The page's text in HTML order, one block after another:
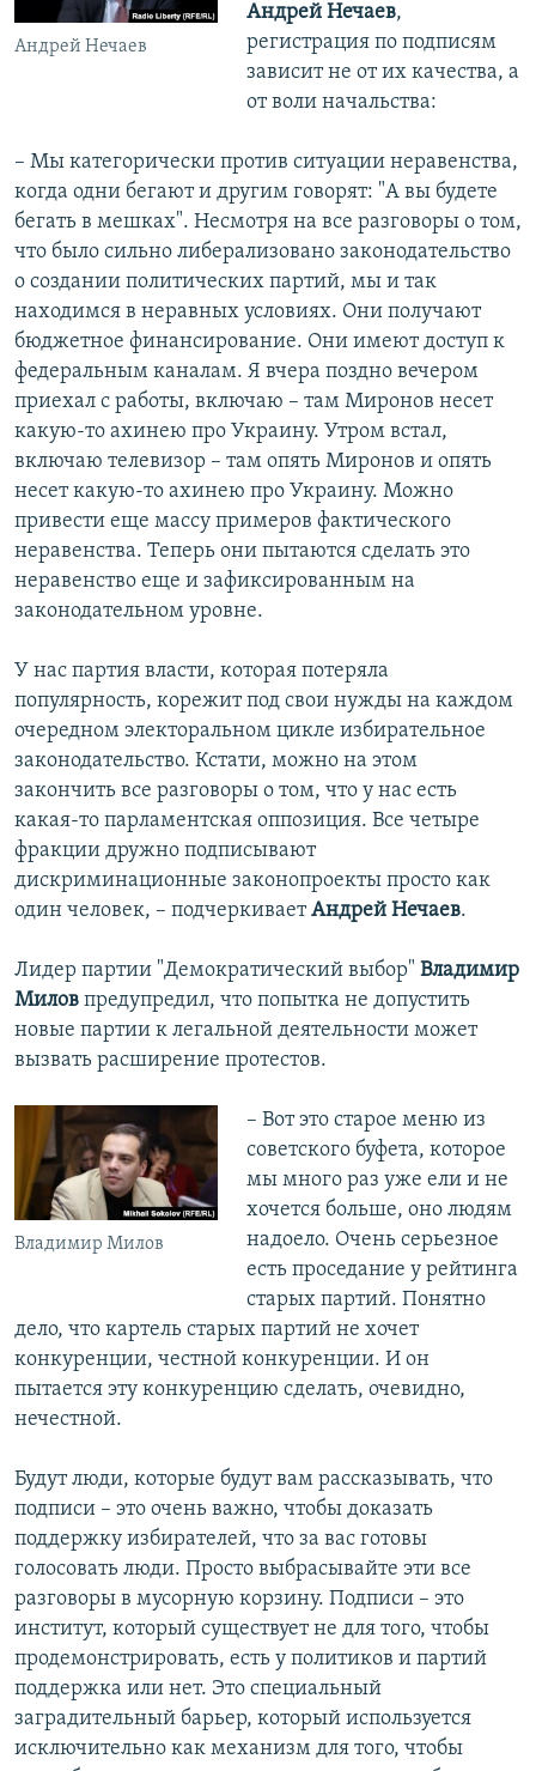
Андрей Нечаев
Андрей Нечаев,
регистрация по подписям
зависит не от их качества, а
от воли начальства:
– Мы категорически против ситуации неравенства,
когда одни бегают и другим говорят: "А вы будете
бегать в мешках". Несмотря на все разговоры о том,
что было сильно либерализовано законодательство
о создании политических партий, мы и так
находимся в неравных условиях. Они получают
бюджетное финансирование. Они имеют доступ к
федеральным каналам. Я вчера поздно вечером
приехал с работы, включаю – там Миронов несет
какую-то ахинею про Украину. Утром встал,
включаю телевизор – там опять Миронов и опять
несет какую-то ахинею про Украину. Можно
привести еще массу примеров фактического
неравенства. Теперь они пытаются сделать это
неравенство еще и зафиксированным на
законодательном уровне.
У нас партия власти, которая потеряла
популярность, корежит под свои нужды на каждом
очередном электоральном цикле избирательное
законодательство. Кстати, можно на этом
закончить все разговоры о том, что у нас есть
какая-то парламентская оппозиция. Все четыре
фракции дружно подписывают
дискриминационные законопроекты просто как
один человек, – подчеркиваетАндрей Нечаев.
Лидер партии "Демократический выбор" Владимир
Милов предупредил, что попытка не допустить
новые партии к легальной деятельности может
вызвать расширение протестов.
Владимир Милов
– Вот это старое меню из
советского буфета, которое
мы много раз уже ели и не
хочется больше, оно людям
надоело. Очень серьезное
есть проседание у рейтинга
старых партий. Понятно
дело, что картель старых партий не хочет
конкуренции, честной конкуренции. И он
пытается эту конкуренцию сделать, очевидно,
нечестной.
Будут люди, которые будут вам рассказывать, что
подписи – это очень важно, чтобы доказать
поддержку избирателей, что за вас готовы
голосовать люди. Просто выбрасывайте эти все
разговоры в мусорную корзину. Подписи – это
институт, который существует не для того, чтобы
продемонстрировать, есть у политиков и партий
поддержка или нет. Это специальный
заградительный барьер, который используется
исключительно как механизм для того, чтобы